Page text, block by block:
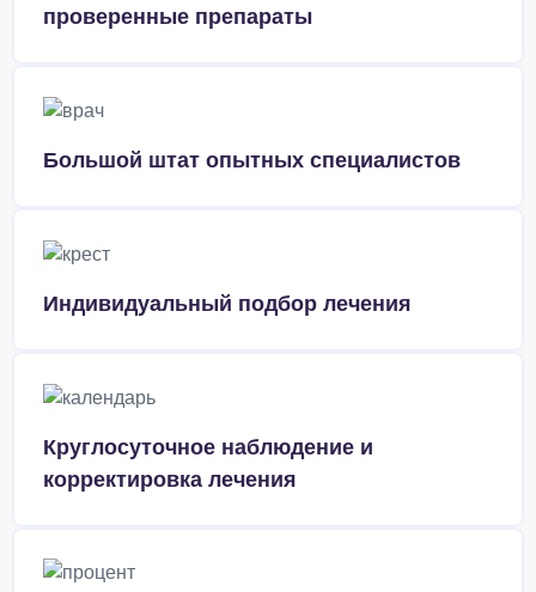
проверенные препараты
Большой штат опытных специалистов
Индивидуальный подбор лечения
Круглосуточное наблюдение и
корректировка лечения